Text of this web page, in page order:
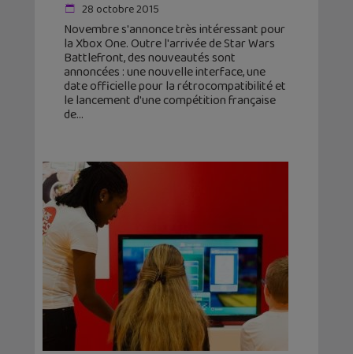
28 octobre 2015
Novembre s'annonce très intéressant pour
la Xbox One. Outre l'arrivée de Star Wars
Battlefront, des nouveautés sont
annoncées : une nouvelle interface, une
date officielle pour la rétrocompatibilité et
le lancement d'une compétition française
de